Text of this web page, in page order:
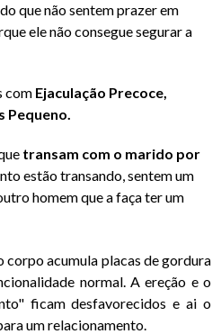
que não sentem prazer em
ele não consegue segurar a
com Ejaculação Precoce,
Pequeno.
transam com o marido por
estão transando, sentem um
homem que a faça ter um
acumula placas de gordura
normal. A ereção e o
ficam desfavorecidos e ai o
um relacionamento.